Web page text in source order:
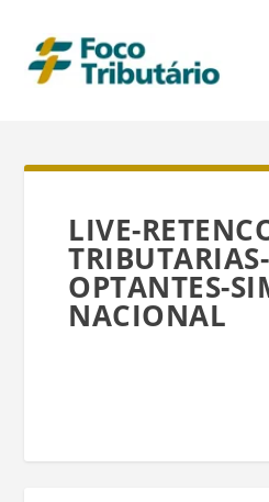
LIVE-
TRIBUTARIAS-
OPTANTES-
NACIONAL